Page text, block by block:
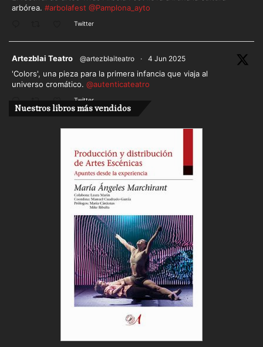
arbórea. #arbolafest @Pamplona_ayto
Twitter
Artezblai Teatro @artezblaiteatro · 4 Jun 2025
'Colors', una pieza para la primera infancia que viaja al
universo cromático. @autenticateatro
Twitter
Cargar más
Nuestros libros más vendidos